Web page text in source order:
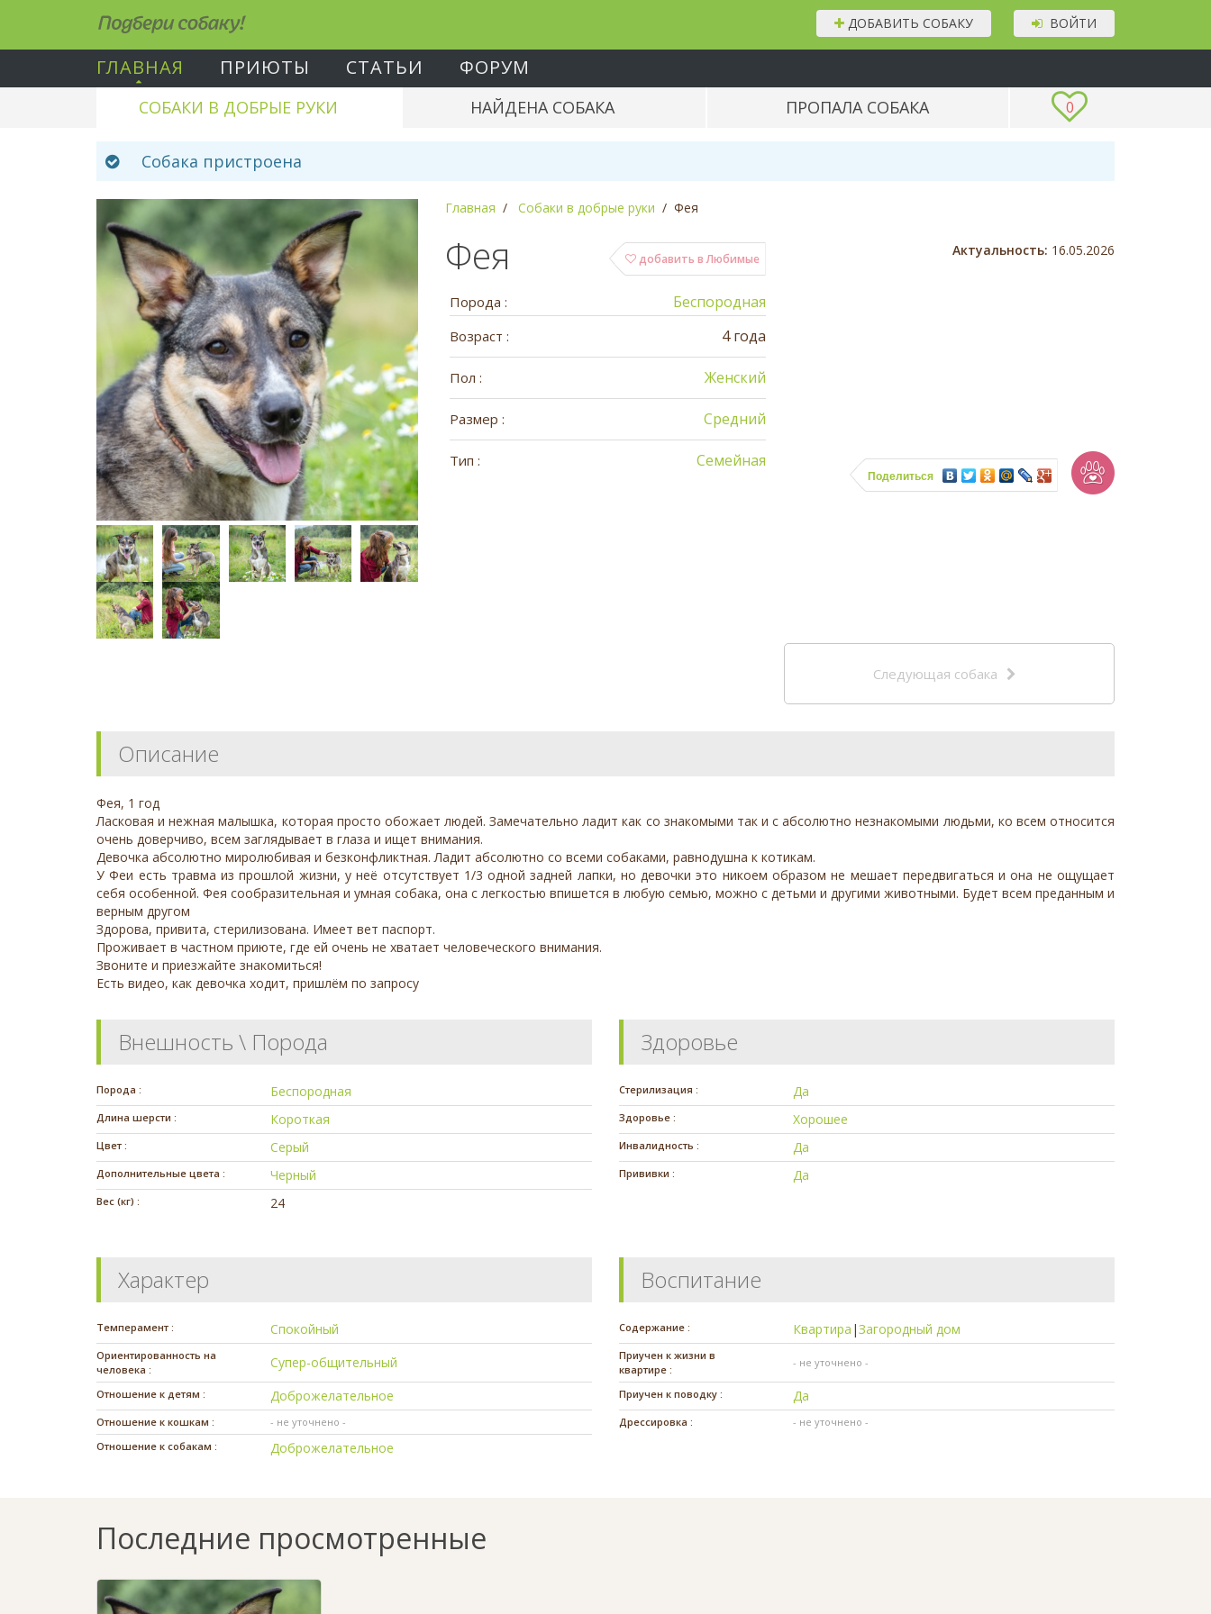
Подбери собаку! ВОЙТИ
ДОБАВИТЬ СОБАКУ
ГЛАВНАЯ ПРИЮТЫ СТАТЬИ ФОРУМ
0
СОБАКИ В ДОБРЫЕ РУКИ НАЙДЕНА СОБАКА ПРОПАЛА СОБАКА
Собака пристроена
Главная Собаки в добрые руки Фея
добавить в Любимые
Фея
Порода : Беспородная
Возраст : 4 года
Пол : Женский
Размер : Средний
Тип : Семейная
Актуальность: 16.05.2026
Поделиться
Следующая собака
Описание
Фея, 1 год
Ласковая и нежная малышка, которая просто обожает людей. Замечательно ладит как со знакомыми так и с абсолютно незнакомыми людьми, ко всем относится
очень доверчиво, всем заглядывает в глаза и ищет внимания.
Девочка абсолютно миролюбивая и безконфликтная. Ладит абсолютно со всеми собаками, равнодушна к котикам.
У Феи есть травма из прошлой жизни, у неё отсутствует 1/3 одной задней лапки, но девочки это никоем образом не мешает передвигаться и она не ощущает
себя особенной. Фея сообразительная и умная собака, она с легкостью впишется в любую семью, можно с детьми и другими животными. Будет всем преданным и
верным другом
Здорова, привита, стерилизована. Имеет вет паспорт.
Проживает в частном приюте, где ей очень не хватает человеческого внимания.
Звоните и приезжайте знакомиться!
Есть видео, как девочка ходит, пришлём по запросу
Внешность \ Порода
Порода : Беспородная
Длина шерсти : Короткая
Цвет : Серый
Дополнительные цвета : Черный
Вес (кг) : 24
Здоровье
Стерилизация : Да
Здоровье : Хорошее
Инвалидность : Да
Прививки : Да
Характер
Темперамент : Спокойный
Ориентированность на
человека :
Супер-общительный
Отношение к детям : Доброжелательное
Отношение к кошкам :
- не уточнено -
Отношение к собакам :
Доброжелательное
Воспитание
Содержание : Квартира |Загородный дом
Приучен к жизни в
квартире :
- не уточнено -
Приучен к поводку : Да
Дрессировка : - не уточнено -
Последние просмотренные